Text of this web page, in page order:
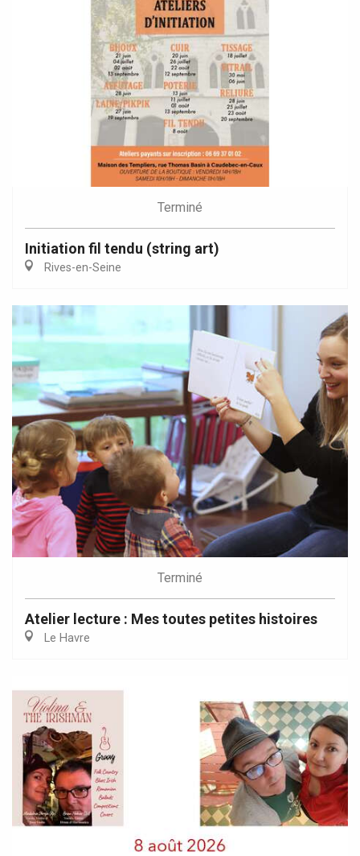
Terminé
Initiation fil tendu (string art)
Rives-en-Seine
Terminé
Atelier lecture : Mes toutes petites histoires
Le Havre